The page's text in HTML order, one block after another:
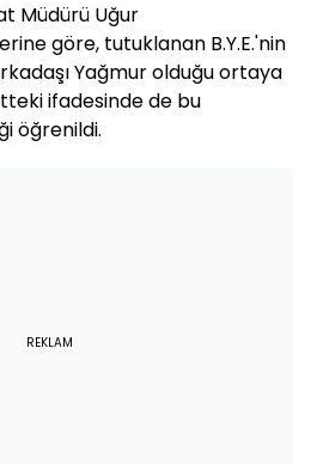
Müdürü Uğur
göre, tutuklanan B.Y.E.'nin
Yağmur olduğu ortaya
ifadesinde de bu
öğrenildi.
REKLAM